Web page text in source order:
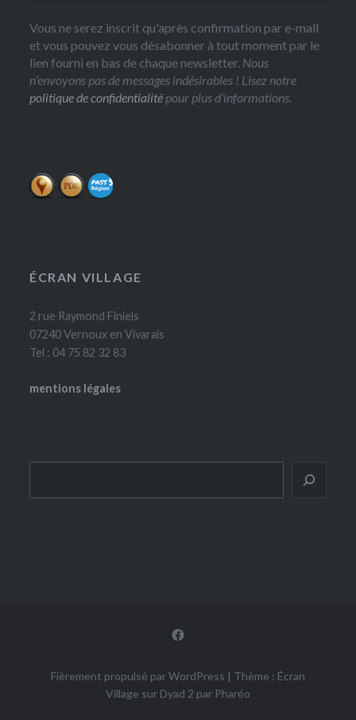
Vous ne serez inscrit qu'après confirmation par e-mail
et vous pouvez vous désabonner à tout moment par le
lien fourni en bas de chaque newsletter. Nous
n’envoyons pas de messages indésirables ! Lisez notre
politique de confidentialité pour plus d’informations.
ÉCRAN VILLAGE
2 rue Raymond Finiels
07240 Vernoux en Vivarais
Tel : 04 75 82 32 83
mentions légales
Facebook
Fièrement propulsé par WordPress | Thème : Écran
Village sur Dyad 2 par Pharéo